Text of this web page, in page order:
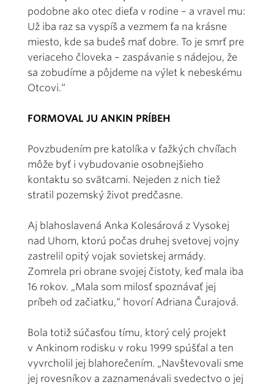
podobne ako otec dieťa v rodine – a vravel mu:
Už iba raz sa vyspíš a vezmem ťa na krásne
miesto, kde sa budeš mať dobre. To je smrť pre
veriaceho človeka – zaspávanie s nádejou, že
sa zobudíme a pôjdeme na výlet k nebeskému
Otcovi.“
FORMOVAL JU ANKIN PRÍBEH
Povzbudením pre katolíka v ťažkých chvíľach
môže byť i vybudovanie osobnejšieho
kontaktu so svätcami. Nejeden z nich tiež
stratil pozemský život predčasne.
Aj blahoslavená Anka Kolesárová z Vysokej
nad Uhom, ktorú počas druhej svetovej vojny
zastrelil opitý vojak sovietskej armády.
Zomrela pri obrane svojej čistoty, keď mala iba
16 rokov. „Mala som milosť spoznávať jej
príbeh od začiatku,“ hovorí Adriana Čurajová.
Bola totiž súčasťou tímu, ktorý celý projekt
v Ankinom rodisku v roku 1999 spúšťal a ten
vyvrcholil jej blahorečením. „Navštevovali sme
jej rovesníkov a zaznamenávali svedectvo o jej